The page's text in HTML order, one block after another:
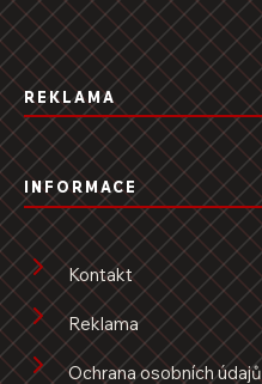
REKLAMA
INFORMACE
Kontakt
Reklama
Ochrana osobních údajů